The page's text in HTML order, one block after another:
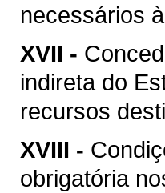
necessários
XVII -
indireta do
recursos
XVIII -
obrigatória